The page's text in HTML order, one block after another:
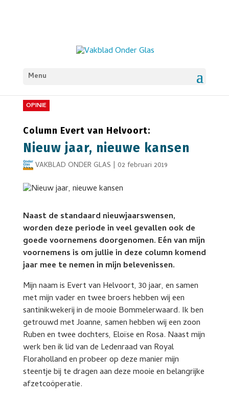
Menu
OPINIE
Column Evert van Helvoort:
Nieuw jaar, nieuwe kansen
VAKBLAD ONDER GLAS | 02 februari 2019
Naast de standaard nieuwjaarswensen,
worden deze periode in veel gevallen ook de
goede voornemens doorgenomen. Eén van mijn
voornemens is om jullie in deze column komend
jaar mee te nemen in mijn belevenissen.
Mijn naam is Evert van Helvoort, 30 jaar, en samen
met mijn vader en twee broers hebben wij een
santinikwekerij in de mooie Bommelerwaard. Ik ben
getrouwd met Joanne, samen hebben wij een zoon
Ruben en twee dochters, Eloïse en Rosa. Naast mijn
werk ben ik lid van de Ledenraad van Royal
Floraholland en probeer op deze manier mijn
steentje bij te dragen aan deze mooie en belangrijke
afzetcoöperatie.